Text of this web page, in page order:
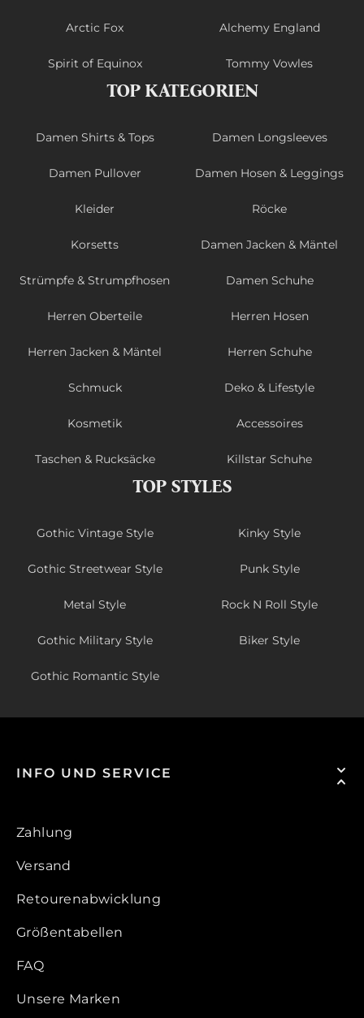
Arctic Fox Alchemy England
Spirit of Equinox Tommy Vowles
TOP KATEGORIEN
Damen Shirts & Tops Damen Longsleeves
Damen Pullover Damen Hosen & Leggings
Kleider Röcke
Korsetts Damen Jacken & Mäntel
Strümpfe & Strumpfhosen Damen Schuhe
Herren Oberteile Herren Hosen
Herren Jacken & Mäntel Herren Schuhe
Schmuck Deko & Lifestyle
Kosmetik Accessoires
Taschen & Rucksäcke Killstar Schuhe
TOP STYLES
Gothic Vintage Style Kinky Style
Gothic Streetwear Style Punk Style
Metal Style Rock N Roll Style
Gothic Military Style Biker Style
Gothic Romantic Style
INFO UND SERVICE
Zahlung
Versand
Retourenabwicklung
Größentabellen
FAQ
Unsere Marken